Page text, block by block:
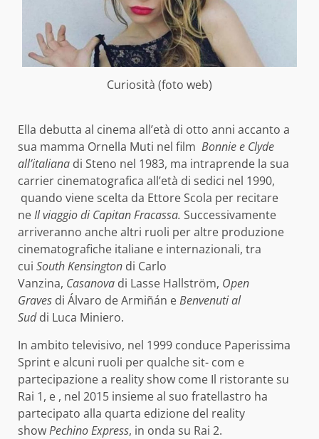
Curiosità (foto web)
Ella debutta al cinema all’età di otto anni accanto a
sua mamma Ornella Muti nel film Bonnie e Clyde
all’italiana di Steno nel 1983, ma intraprende la sua
carrier cinematografica all’età di sedici nel 1990,
quando viene scelta da Ettore Scola per recitare
neIl viaggio di Capitan Fracassa. Successivamente
arriveranno anche altri ruoli per altre produzione
cinematografiche italiane e internazionali, tra
cui South Kensington di Carlo
Vanzina, Casanova di Lasse Hallström, Open
Graves di Álvaro de Armiñán eBenvenuti al
Suddi Luca Miniero.
In ambito televisivo, nel 1999 conduce Paperissima
Sprint e alcuni ruoli per qualche sit- com e
partecipazione a reality show come Il ristorante su
Rai 1, e , nel 2015 insieme al suo fratellastro ha
partecipato alla quarta edizione del reality
showPechino Express, in onda su Rai 2.